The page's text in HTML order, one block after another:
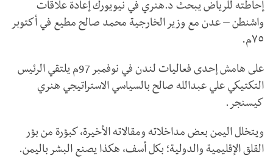
إحاطته للرياض يبحث د.هنري في نيويورك إعادة علاقات
واشنطن – عدن مع وزير الخارجية محمد صالح مطيع في أكتوبر
٧٥م.
على هامش إحدى فعاليات لندن في نوفمبر 97م يلتقي الرئيس
التكتيكي علي عبدالله صالح بالسياسي الاستراتيجي هنري
كيسنجر.
ويتخلل اليمن بعض مداخلاته ومقالاته الأخيرة، كبؤرة من بؤر
القلق الإقليمية والدولية؛ بكل أسف، هكذا يصنع البشر باليمن.